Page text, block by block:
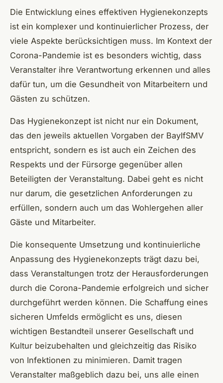
Die Entwicklung eines effektiven Hygienekonzepts
ist ein komplexer und kontinuierlicher Prozess, der
viele Aspekte berücksichtigen muss. Im Kontext der
Corona-Pandemie ist es besonders wichtig, dass
Veranstalter ihre Verantwortung erkennen und alles
dafür tun, um die Gesundheit von Mitarbeitern und
Gästen zu schützen.
Das Hygienekonzept ist nicht nur ein Dokument,
das den jeweils aktuellen Vorgaben der BayIfSMV
entspricht, sondern es ist auch ein Zeichen des
Respekts und der Fürsorge gegenüber allen
Beteiligten der Veranstaltung. Dabei geht es nicht
nur darum, die gesetzlichen Anforderungen zu
erfüllen, sondern auch um das Wohlergehen aller
Gäste und Mitarbeiter.
Die konsequente Umsetzung und kontinuierliche
Anpassung des Hygienekonzepts trägt dazu bei,
dass Veranstaltungen trotz der Herausforderungen
durch die Corona-Pandemie erfolgreich und sicher
durchgeführt werden können. Die Schaffung eines
sicheren Umfelds ermöglicht es uns, diesen
wichtigen Bestandteil unserer Gesellschaft und
Kultur beizubehalten und gleichzeitig das Risiko
von Infektionen zu minimieren. Damit tragen
Veranstalter maßgeblich dazu bei, uns alle einen